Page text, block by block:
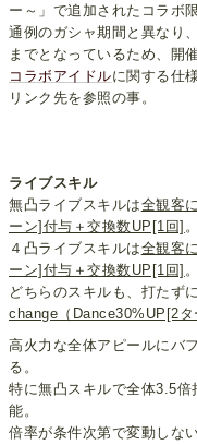
ー～」で追加されたコラボ
通例のガシャ期間と異なり
までとなっているため、開
コラボアイドルに関する仕
リンク先を参照の事。
ライブスキル
無凸ライブスキルは全観客
ーン]付与＋交換数UP[1回] 。
４凸ライブスキルは全観客
ーン]付与＋交換数UP[1回] 。
どちらのスキルも、打たず
change（Dance30%UP[2
高火力な全体アピールにバ
る。
特に無凸スキルで全体3.5
能。
倍率が条件次第で変動しな